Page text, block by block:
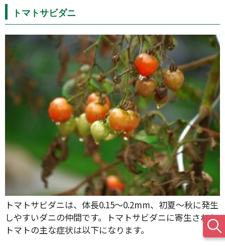
トマトサビダニ
トマトサビダニは、体長0.15〜0.2mm、初夏〜秋に発生
しやすいダニの仲間です。トマトサビダニに寄生された
トマトの主な症状は以下になります。